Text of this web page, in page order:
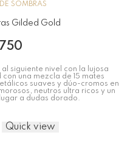
SOMBRAS
Gilded Gold
siguiente nivel con la lujosa
una mezcla de 15 mates
suaves y dúo-cromos en
neutros ultra ricos y un
a dudas dorado.
Quick view